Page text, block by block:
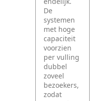
De
systemen
met hoge
capaciteit
voorzien
per vulling
dubbel
zoveel
bezoekers,
zodat